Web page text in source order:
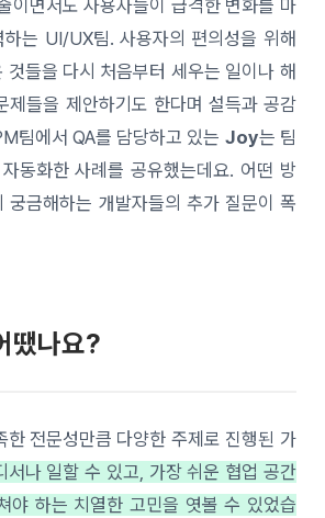
이면서도 사용자들이 급격한 변화를 마
는 UI/UX팀. 사용자의 편의성을 위해
것들을 다시 처음부터 세우는 일이나 해
제들을 제안하기도 한다며 설득과 공감
팀에서 QA를 담당하고 있는 Joy는 팀
동화한 사례를 공유했는데요. 어떤 방
궁금해하는 개발자들의 추가 질문이 폭
땠나요?
한 전문성만큼 다양한 주제로 진행된 가
서나 일할 수 있고, 가장 쉬운 협업 공간
야 하는 치열한 고민을 엿볼 수 있었습